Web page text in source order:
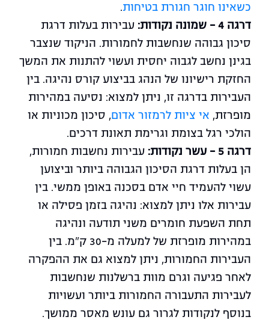
כשאינו חוגר חגורת בטיחות.
דרגה 4 – שמונה נקודות:
עבירות בעלות דרגת
סיכון גבוהה שנחשבות לחמורות. הניקוד שנצבר
בגינן נחשב לגבוה יחסית ועשוי להתנות את המשך
החזקת רישיונו של הנהג בביצוע קורס נהיגה. בין
העבירות בדרגה זו, ניתן למצוא: נסיעה במהירות
מופרזת, אי ציות לרמזור אדום, סיכון מכוניות או
הולכי רגל בצומת וגרימת תאונת דרכים.
דרגה 5 – עשר נקודות:
עבירות נחשבות חמורות,
הן בעלות דרגת הסיכון הגבוהה ביותר וביצוען
עשוי להעמיד חיי אדם בסכנה באופן ממשי. בין
עבירות אלו ניתן למצוא: נהיגה בזמן פסילה או
תחת השפעת חומרים משני תודעה ונהיגה
במהירות מופרזת של למעלה מ-30 ק"מ. בין
העבירות החמורות, ניתן למצוא גם את ההפקרה
לאחר פגיעה וגרם מוות ברשלנות שנחשבות
לעבירות התעבורה החמורות ביותר ועשויות
בנוסף לנקודות לגרור גם עונש מאסר ממושך.